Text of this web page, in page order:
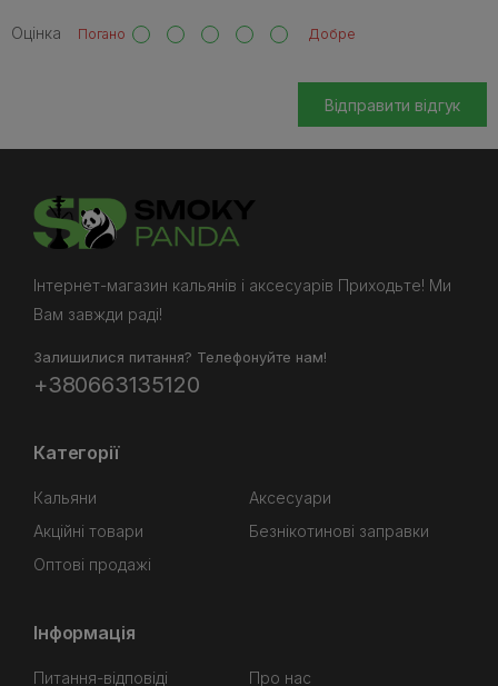
Оцінка Погано Добре
Відправити відгук
Інтернет-магазин кальянів і аксесуарів Приходьте! Ми
Вам завжди раді!
Залишилися питання? Телефонуйте нам!
+380663135120
Категорії
Кальяни
Аксесуари
Акційні товари
Безнікотинові заправки
Оптові продажі
Інформація
Питання-відповіді Про нас